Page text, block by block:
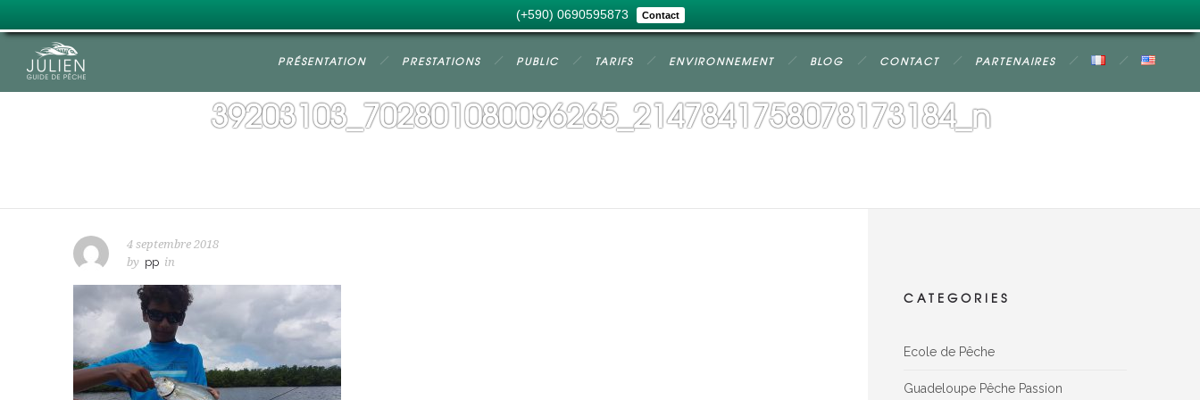
(+590) 0690595873 Contact
PRÉSENTATION PRESTATIONS PUBLIC TARIFS ENVIRONNEMENT BLOG CONTACT PARTENAIRES
39203103_702801080096265_2147841758078173184_n
4 septembre 2018
by pp in
CATEGORIES
Ecole de Pêche
Guadeloupe Pêche Passion